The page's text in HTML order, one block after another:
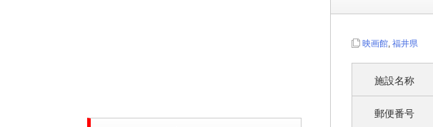
映画館, 福井県
施設名称
郵便番号